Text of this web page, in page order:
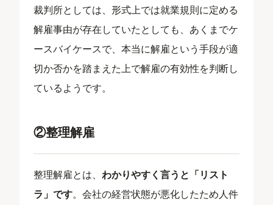
裁判所としては、形式上では就業規則に定める
解雇事由が存在していたとしても、あくまでケ
ースバイケースで、本当に解雇という手段が適
切か否かを踏まえた上で解雇の有効性を判断し
ているようです。
②整理解雇
整理解雇とは、わかりやすく言うと「リスト
ラ」です。会社の経営状態が悪化したため人件